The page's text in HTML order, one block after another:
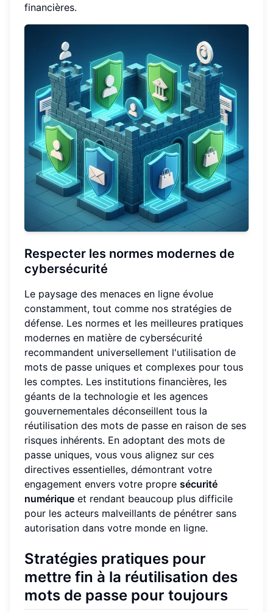
financières.
Respecter les normes modernes de
cybersécurité
Le paysage des menaces en ligne évolue
constamment, tout comme nos stratégies de
défense. Les normes et les meilleures pratiques
modernes en matière de cybersécurité
recommandent universellement l'utilisation de
mots de passe uniques et complexes pour tous
les comptes. Les institutions financières, les
géants de la technologie et les agences
gouvernementales déconseillent tous la
réutilisation des mots de passe en raison de ses
risques inhérents. En adoptant des mots de
passe uniques, vous vous alignez sur ces
directives essentielles, démontrant votre
engagement envers votre propre sécurité
numérique et rendant beaucoup plus difficile
pour les acteurs malveillants de pénétrer sans
autorisation dans votre monde en ligne.
Stratégies pratiques pour
mettre fin à la réutilisation des
mots de passe pour toujours